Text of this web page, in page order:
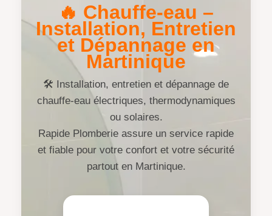
p
🔥 Chauffe-eau –
Installation, Entretien
et Dépannage en
Martinique
🛠️ Installation, entretien et dépannage de
chauffe-eau électriques, thermodynamiques
ou solaires.
Rapide Plomberie assure un service rapide
et fiable pour votre confort et votre sécurité
partout en Martinique.